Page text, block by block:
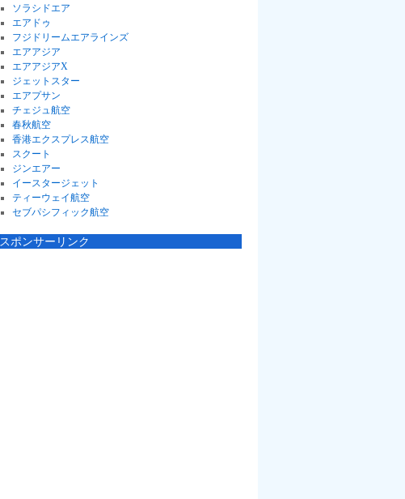
ソラシドエア
エアドゥ
フジドリームエアラインズ
エアアジア
エアアジアX
ジェットスター
エアプサン
チェジュ航空
春秋航空
香港エクスプレス航空
スクート
ジンエアー
イースタージェット
ティーウェイ航空
セブパシフィック航空
スポンサーリンク